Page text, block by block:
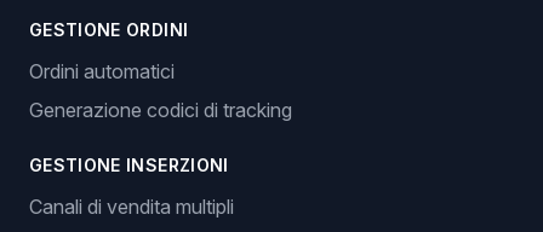
GESTIONE ORDINI
Ordini automatici
Generazione codici di tracking
GESTIONE INSERZIONI
Canali di vendita multipli